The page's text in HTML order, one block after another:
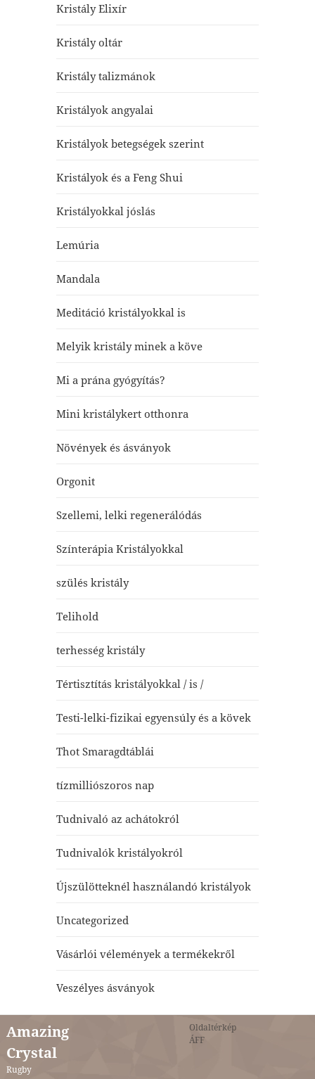
Kristály Elixír
Kristály oltár
Kristály talizmánok
Kristályok angyalai
Kristályok betegségek szerint
Kristályok és a Feng Shui
Kristályokkal jóslás
Lemúria
Mandala
Meditáció kristályokkal is
Melyik kristály minek a köve
Mi a prána gyógyítás?
Mini kristálykert otthonra
Növények és ásványok
Orgonit
Szellemi, lelki regenerálódás
Színterápia Kristályokkal
szülés kristály
Telihold
terhesség kristály
Tértisztítás kristályokkal / is /
Testi-lelki-fizikai egyensúly és a kövek
Thot Smaragdtáblái
tízmilliószoros nap
Tudnivaló az achátokról
Tudnivalók kristályokról
Újszülötteknél használandó kristályok
Uncategorized
Vásárlói vélemények a termékekről
Veszélyes ásványok
Amazing
Crystal
Rugby
Oldaltérkép
ÁFF